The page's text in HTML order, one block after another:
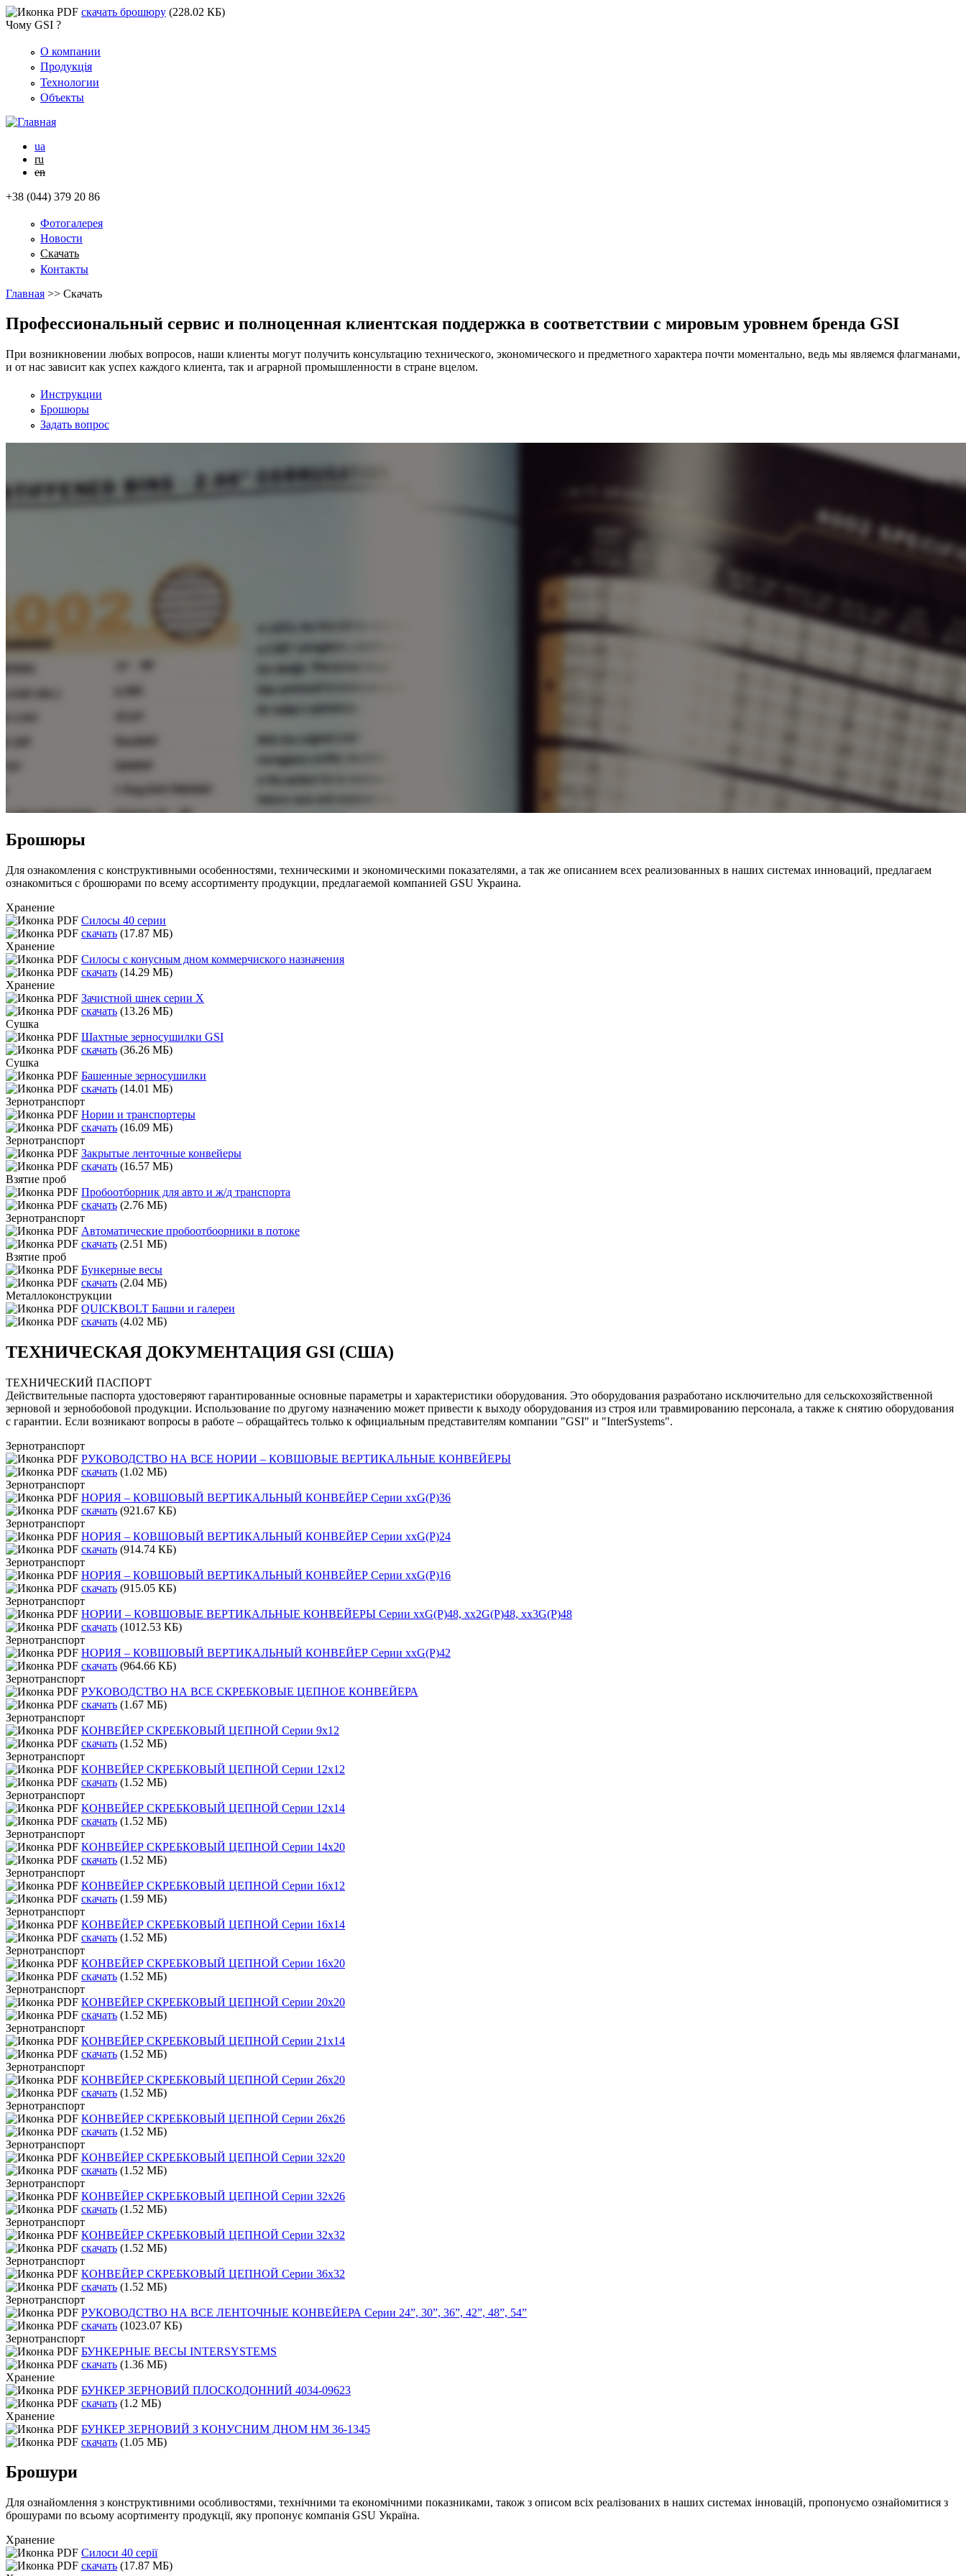
скачать брошюру (228.02 КБ)
Чому GSI ?
О компании
Продукція
Технологии
Объекты
ua
ru
en
+38 (044) 379 20 86
Фотогалерея
Новости
Скачать
Контакты
Главная >> Скачать
Профессиональный сервис и полноценная клиентская поддержка в соответствии с мировым уровнем бренда GSI
При возникновении любых вопросов, наши клиенты могут получить консультацию технического, экономического и предметного характера почти моментально, ведь мы являемся флагманами,
и от нас зависит как успех каждого клиента, так и аграрной промышленности в стране вцелом.
Инструкции
Брошюры
Задать вопрос
Брошюры
Для ознакомления с конструктивными особенностями, техническими и экономическими показателями, а так же описанием всех реализованных в наших системах инноваций, предлагаем
ознакомиться с брошюрами по всему ассортименту продукции, предлагаемой компанией GSU Украина.
Хранение
Силосы 40 серии
скачать (17.87 МБ)
Хранение
Силосы с конусным дном коммерчиского назначения
скачать (14.29 МБ)
Хранение
Зачистной шнек серии Х
скачать (13.26 МБ)
Сушка
Шахтные зерносушилки GSI
скачать (36.26 МБ)
Сушка
Башенные зерносушилки
скачать (14.01 МБ)
Зернотранспорт
Нории и транспортеры
скачать (16.09 МБ)
Зернотранспорт
Закрытые ленточные конвейеры
скачать (16.57 МБ)
Взятие проб
Пробоотборник для авто и ж/д транспорта
скачать (2.76 МБ)
Зернотранспорт
Автоматические пробоотбоорники в потоке
скачать (2.51 МБ)
Взятие проб
Бункерные весы
скачать (2.04 МБ)
Металлоконструкции
QUICKBOLT Башни и галереи
скачать (4.02 МБ)
ТЕХНИЧЕСКАЯ ДОКУМЕНТАЦИЯ GSI (США)
ТЕХНИЧЕСКИЙ ПАСПОРТ
Действительные паспорта удостоверяют гарантированные основные параметры и характеристики оборудования. Это оборудования разработано исключительно для сельскохозяйственной
зерновой и зернобобовой продукции. Использование по другому назначению может привести к выходу оборудования из строя или травмированию персонала, а также к снятию оборудования
с гарантии. Если возникают вопросы в работе – обращайтесь только к официальным представителям компании "GSI" и "InterSystems".
Зернотранспорт
РУКОВОДСТВО НА ВСЕ НОРИИ – КОВШОВЫЕ ВЕРТИКАЛЬНЫЕ КОНВЕЙЕРЫ
скачать (1.02 МБ)
Зернотранспорт
НОРИЯ – КОВШОВЫЙ ВЕРТИКАЛЬНЫЙ КОНВЕЙЕР Серии ххG(P)36
скачать (921.67 КБ)
Зернотранспорт
НОРИЯ – КОВШОВЫЙ ВЕРТИКАЛЬНЫЙ КОНВЕЙЕР Серии ххG(P)24
скачать (914.74 КБ)
Зернотранспорт
НОРИЯ – КОВШОВЫЙ ВЕРТИКАЛЬНЫЙ КОНВЕЙЕР Серии ххG(P)16
скачать (915.05 КБ)
Зернотранспорт
НОРИИ – КОВШОВЫЕ ВЕРТИКАЛЬНЫЕ КОНВЕЙЕРЫ Серии ххG(P)48, хх2G(P)48, хх3G(P)48
скачать (1012.53 КБ)
Зернотранспорт
НОРИЯ – КОВШОВЫЙ ВЕРТИКАЛЬНЫЙ КОНВЕЙЕР Серии ххG(P)42
скачать (964.66 КБ)
Зернотранспорт
РУКОВОДСТВО НА ВСЕ СКРЕБКОВЫЕ ЦЕПНОЕ КОНВЕЙЕРА
скачать (1.67 МБ)
Зернотранспорт
КОНВЕЙЕР СКРЕБКОВЫЙ ЦЕПНОЙ Серии 9х12
скачать (1.52 МБ)
Зернотранспорт
КОНВЕЙЕР СКРЕБКОВЫЙ ЦЕПНОЙ Серии 12х12
скачать (1.52 МБ)
Зернотранспорт
КОНВЕЙЕР СКРЕБКОВЫЙ ЦЕПНОЙ Серии 12х14
скачать (1.52 МБ)
Зернотранспорт
КОНВЕЙЕР СКРЕБКОВЫЙ ЦЕПНОЙ Серии 14х20
скачать (1.52 МБ)
Зернотранспорт
КОНВЕЙЕР СКРЕБКОВЫЙ ЦЕПНОЙ Серии 16х12
скачать (1.59 МБ)
Зернотранспорт
КОНВЕЙЕР СКРЕБКОВЫЙ ЦЕПНОЙ Серии 16х14
скачать (1.52 МБ)
Зернотранспорт
КОНВЕЙЕР СКРЕБКОВЫЙ ЦЕПНОЙ Серии 16х20
скачать (1.52 МБ)
Зернотранспорт
КОНВЕЙЕР СКРЕБКОВЫЙ ЦЕПНОЙ Серии 20х20
скачать (1.52 МБ)
Зернотранспорт
КОНВЕЙЕР СКРЕБКОВЫЙ ЦЕПНОЙ Серии 21х14
скачать (1.52 МБ)
Зернотранспорт
КОНВЕЙЕР СКРЕБКОВЫЙ ЦЕПНОЙ Серии 26х20
скачать (1.52 МБ)
Зернотранспорт
КОНВЕЙЕР СКРЕБКОВЫЙ ЦЕПНОЙ Серии 26х26
скачать (1.52 МБ)
Зернотранспорт
КОНВЕЙЕР СКРЕБКОВЫЙ ЦЕПНОЙ Серии 32х20
скачать (1.52 МБ)
Зернотранспорт
КОНВЕЙЕР СКРЕБКОВЫЙ ЦЕПНОЙ Серии 32х26
скачать (1.52 МБ)
Зернотранспорт
КОНВЕЙЕР СКРЕБКОВЫЙ ЦЕПНОЙ Серии 32х32
скачать (1.52 МБ)
Зернотранспорт
КОНВЕЙЕР СКРЕБКОВЫЙ ЦЕПНОЙ Серии 36х32
скачать (1.52 МБ)
Зернотранспорт
РУКОВОДСТВО НА ВСЕ ЛЕНТОЧНЫЕ КОНВЕЙЕРА Серии 24”, 30”, 36”, 42”, 48”, 54”
скачать (1023.07 КБ)
Зернотранспорт
БУНКЕРНЫЕ ВЕСЫ INTERSYSTEMS
скачать (1.36 МБ)
Хранение
БУНКЕР ЗЕРНОВИЙ ПЛОСКОДОННИЙ 4034-09623
скачать (1.2 МБ)
Хранение
БУНКЕР ЗЕРНОВИЙ З КОНУСНИМ ДНОМ HM 36-1345
скачать (1.05 МБ)
Брошури
Для ознайомлення з конструктивними особливостями, технічними та економічними показниками, також з описом всіх реалізованих в наших системах інновацій, пропонуємо ознайомитися з
брошурами по всьому асортименту продукції, яку пропонує компанія GSU Україна.
Хранение
Силоси 40 серії
скачать (17.87 МБ)